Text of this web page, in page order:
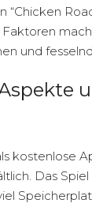
“Chicken
und
kostenlose
Das